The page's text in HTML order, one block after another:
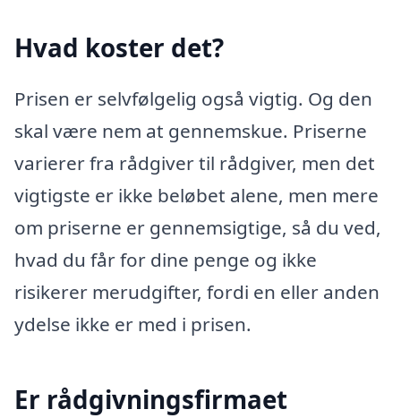
Hvad koster det?
Prisen er selvfølgelig også vigtig. Og den
skal være nem at gennemskue. Priserne
varierer fra rådgiver til rådgiver, men det
vigtigste er ikke beløbet alene, men mere
om priserne er gennemsigtige, så du ved,
hvad du får for dine penge og ikke
risikerer merudgifter, fordi en eller anden
ydelse ikke er med i prisen.
Er rådgivningsfirmaet